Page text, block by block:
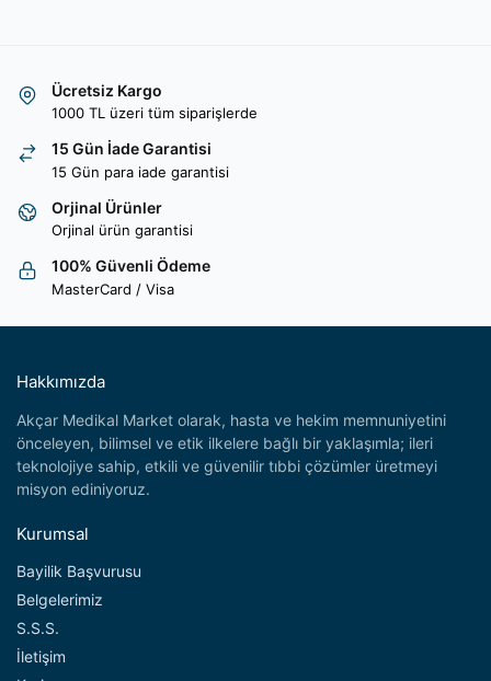
Ücretsiz Kargo
1000 TL üzeri tüm siparişlerde
15 Gün İade Garantisi
15 Gün para iade garantisi
Orjinal Ürünler
Orjinal ürün garantisi
100% Güvenli Ödeme
MasterCard / Visa
Hakkımızda
Akçar Medikal Market olarak, hasta ve hekim memnuniyetini
önceleyen, bilimsel ve etik ilkelere bağlı bir yaklaşımla; ileri
teknolojiye sahip, etkili ve güvenilir tıbbi çözümler üretmeyi
misyon ediniyoruz.
Kurumsal
Bayilik Başvurusu
Belgelerimiz
S.S.S.
İletişim